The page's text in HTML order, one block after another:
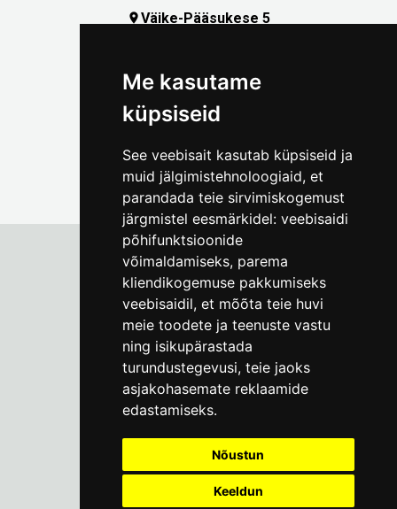
Me kasutame
küpsiseid
See veebisait kasutab küpsiseid ja
muid jälgimistehnoloogiaid, et
parandada teie sirvimiskogemust
järgmistel eesmärkidel: veebisaidi
põhifunktsioonide
võimaldamiseks, parema
kliendikogemuse pakkumiseks
veebisaidil, et mõõta teie huvi
meie toodete ja teenuste vastu
ning isikupärastada
turundustegevusi, teie jaoks
asjakohasemate reklaamide
edastamiseks.
Nõustun
Keeldun
Väike-Pääsukese 5
Tallinna Linnamuuseum
Vene 17
E-R kell 9-17(+372) 610 4178
info@linnamuuseum.ee
Küpsisepoliitika